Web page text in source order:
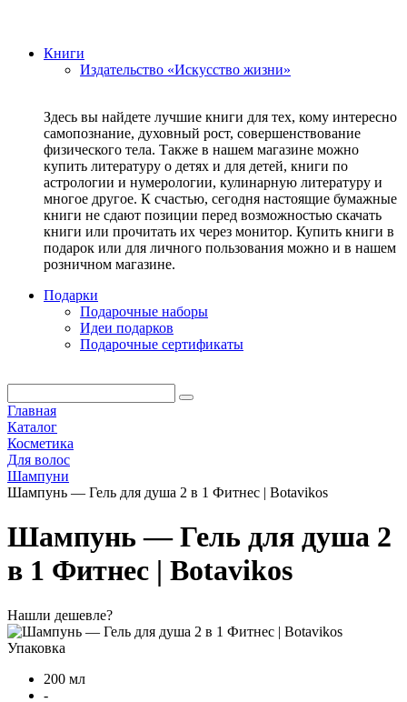
Книги
Издательство «Искусство жизни»
Здесь вы найдете лучшие книги для тех, кому интересно
самопознание, духовный рост, совершенствование
физического тела. Также в нашем магазине можно
купить литературу о детях и для детей, книги по
астрологии и нумерологии, кулинарную литературу и
многое другое. К счастью, сегодня настоящие бумажные
книги не сдают позиции перед возможностью скачать
книги или прочитать их через монитор. Купить книги в
подарок или для личного пользования можно и в нашем
розничном магазине.
Подарки
Подарочные наборы
Идеи подарков
Подарочные сертификаты
Главная
Каталог
Косметика
Для волос
Шампуни
Шампунь — Гель для душа 2 в 1 Фитнес | Botavikos
Шампунь — Гель для душа 2
в 1 Фитнес | Botavikos
Нашли дешевле?
Упаковка
200 мл
-